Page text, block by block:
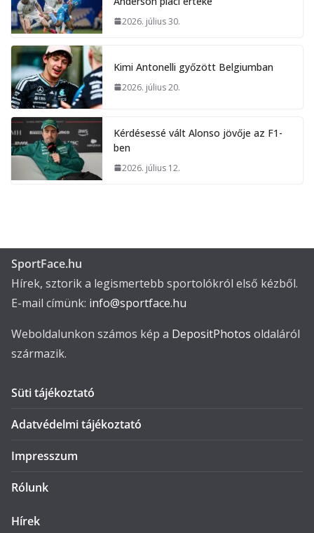
2026. július 30.
Kimi Antonelli győzött Belgiumban
2026. július 20.
Kérdésessé vált Alonso jövője az F1-
ben
2026. július 12.
SportFace.hu
Hírek, sztorik a legismertebb sportolókról első kézből.
E-mail címünk: info@sportface.hu
Weboldalunkon számos kép a DepositPhotos oldaláról
származik.
Süti tájékoztató
Adatvédelmi tájékoztató
Impresszum
Rólunk
Hírek